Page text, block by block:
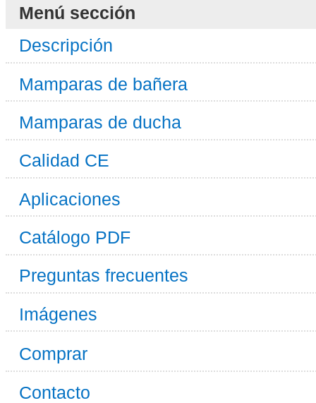
Menú sección
Descripción
Mamparas de bañera
Mamparas de ducha
Calidad CE
Aplicaciones
Catálogo PDF
Preguntas frecuentes
Imágenes
Comprar
Contacto